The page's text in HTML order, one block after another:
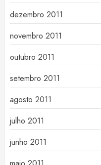
dezembro 2011
novembro 2011
outubro 2011
setembro 2011
agosto 2011
julho 2011
junho 2011